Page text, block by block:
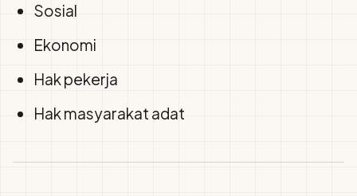
Sosial
Ekonomi
Hak pekerja
Hak masyarakat adat